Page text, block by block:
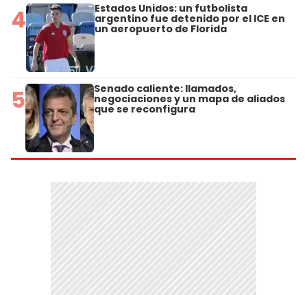
4 Estados Unidos: un futbolista
argentino fue detenido por el ICE en
un aeropuerto de Florida
5 Senado caliente: llamados,
negociaciones y un mapa de aliados
que se reconfigura